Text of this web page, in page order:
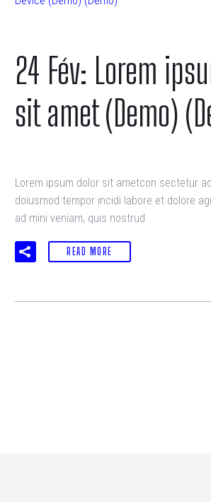
24 Fév: Lorem
sit amet (Demo)
Lorem ipsum dolor sit ametcon sectetur
doiusmod tempor incidi labore et dolore
ad mini veniam, quis nostrud
READ MORE